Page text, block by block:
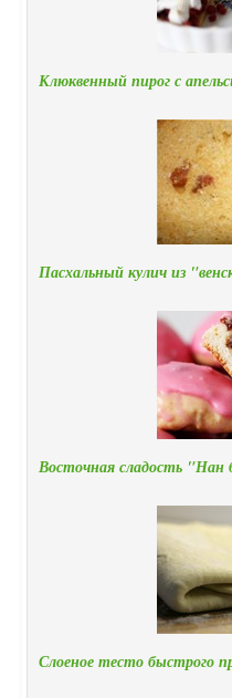
Клюквенный пирог с
Пасхальный кулич из
Восточная сладость "Нан
Слоеное тесто быстрого